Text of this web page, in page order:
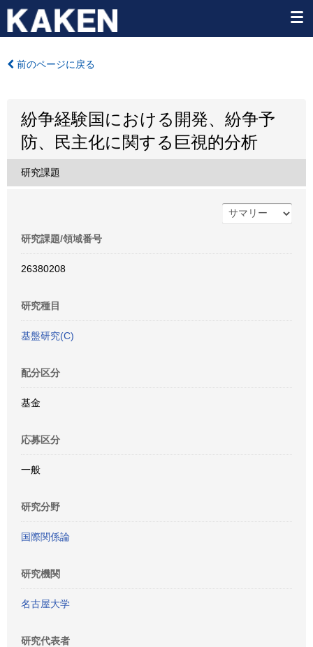
前のページに戻る
紛争経験国における開発、紛争予
防、民主化に関する巨視的分析
研究課題
研究課題/領域番号
26380208
研究種目
基盤研究(C)
配分区分
基金
応募区分
一般
研究分野
国際関係論
研究機関
名古屋大学
研究代表者